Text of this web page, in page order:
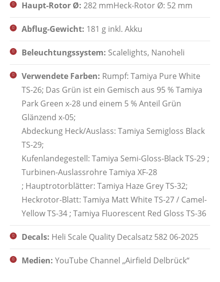
Haupt-Rotor Ø: 282 mmHeck-Rotor Ø: 52 mm
Abflug-Gewicht: 181 g inkl. Akku
Beleuchtungssystem: Scalelights, Nanoheli
Verwendete Farben: Rumpf: Tamiya Pure White
TS-26; Das Grün ist ein Gemisch aus 95 % Tamiya
Park Green x-28 und einem 5 % Anteil Grün
Glänzend x-05;
Abdeckung Heck/Auslass: Tamiya Semigloss Black
TS-29;
Kufenlandegestell: Tamiya Semi-Gloss-Black TS-29 ;
Turbinen-Auslassrohre Tamiya XF-28
; Hauptrotorblätter: Tamiya Haze Grey TS-32;
Heckrotor-Blatt: Tamiya Matt White TS-27 / Camel-
Yellow TS-34 ; Tamiya Fluorescent Red Gloss TS-36
Decals: Heli Scale Quality Decalsatz 582 06-2025
Medien: YouTube Channel „Airfield Delbrück“